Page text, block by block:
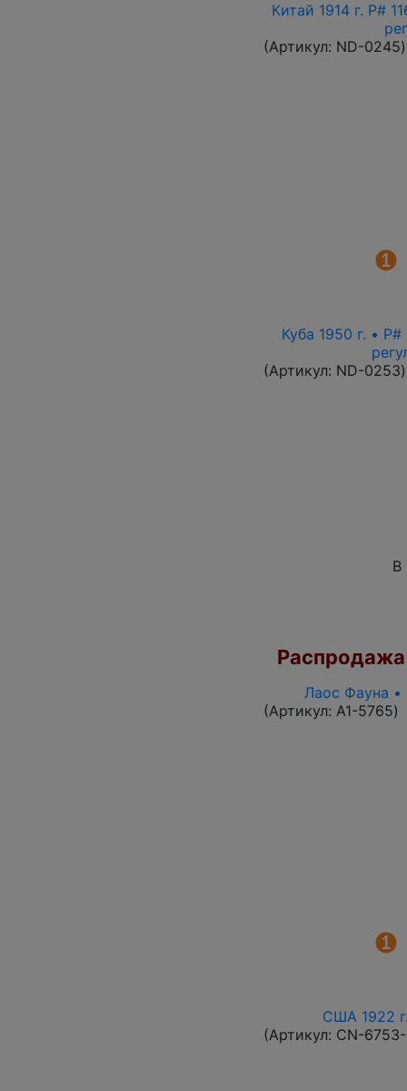
Китай 1914 г. P#
(Артикул: ND-0245)
Куба 1950 г. •
(Артикул: ND-0253)
В
Распродажа
Лаос Фауна
(Артикул: A1-5765)
США 1922
(Артикул: CN-